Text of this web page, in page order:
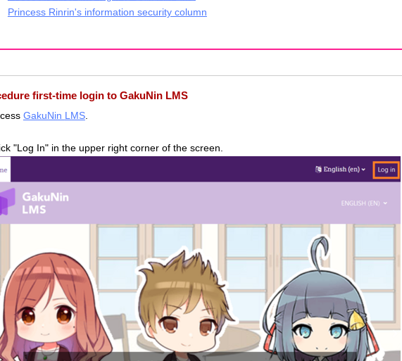
Princess Rinrin's information security column
first-time login to GakuNin LMS
GakuNin LMS.
"Log In" in the upper right corner of the screen.